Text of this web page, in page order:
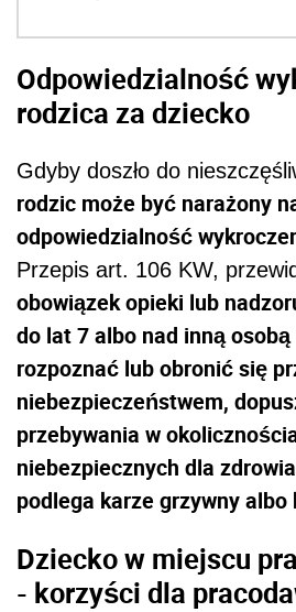
Odpowiedzialność
rodzica za dziecko
Gdyby doszło do
rodzic może być narażony
odpowiedzialność
Przepis art. 106 KW,
obowiązek opieki lub
do lat 7 albo nad inną
rozpoznać lub obronić się
niebezpieczeństwem,
przebywania w
niebezpiecznych dla
podlega karze grzywny albo
Dziecko w miejscu
- korzyści dla